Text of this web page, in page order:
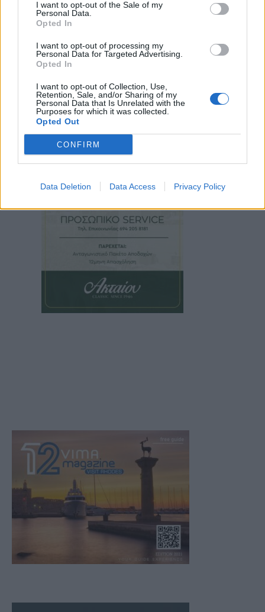
I want to opt-out of the Sale of my
Personal Data.
Opted In
I want to opt-out of processing my
Personal Data for Targeted Advertising.
Opted In
I want to opt-out of Collection, Use,
Retention, Sale, and/or Sharing of my
Personal Data that Is Unrelated with the
Purposes for which it was collected.
Opted Out
CONFIRM
Data Deletion Data Access Privacy Policy